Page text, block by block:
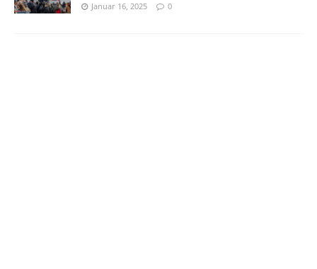
Januar 16, 2025 0